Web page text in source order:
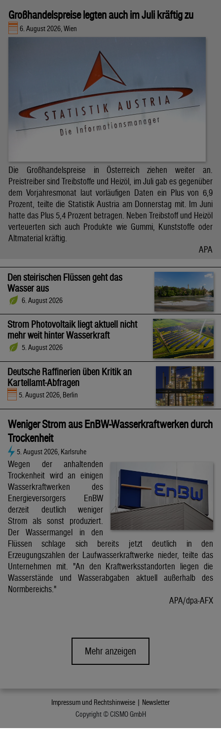
Großhandelspreise legten auch im Juli kräftig zu
6. August 2026, Wien
Die Großhandelspreise in Österreich ziehen weiter an.
Preistreiber sind Treibstoffe und Heizöl, im Juli gab es gegenüber
dem Vorjahresmonat laut vorläufigen Daten ein Plus von 6,9
Prozent, teilte die Statistik Austria am Donnerstag mit. Im Juni
hatte das Plus 5,4 Prozent betragen. Neben Treibstoff und Heizöl
verteuerten sich auch Produkte wie Gummi, Kunststoffe oder
Altmaterial kräftig.
APA
Den steirischen Flüssen geht das
Wasser aus
6. August 2026
Strom Photovoltaik liegt aktuell nicht
mehr weit hinter Wasserkraft
5. August 2026
Deutsche Raffinerien üben Kritik an
Kartellamt-Abfragen
5. August 2026, Berlin
Weniger Strom aus EnBW-Wasserkraftwerken durch
Trockenheit
5. August 2026, Karlsruhe
Wegen der anhaltenden
Trockenheit wird an einigen
Wasserkraftwerken des
Energieversorgers EnBW
derzeit deutlich weniger
Strom als sonst produziert.
Der Wassermangel in den
Flüssen schlage sich bereits jetzt deutlich in den
Erzeugungszahlen der Laufwasserkraftwerke nieder, teilte das
Unternehmen mit. "An den Kraftwerksstandorten liegen die
Wasserstände und Wasserabgaben aktuell außerhalb des
Normbereichs."
APA/dpa-AFX
Mehr anzeigen
Impressum und Rechtshinweise | Newsletter
Copyright © CISMO GmbH